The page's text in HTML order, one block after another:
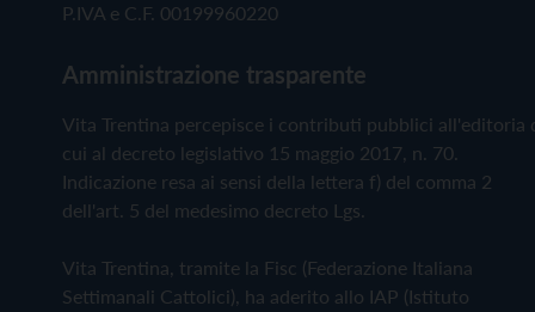
P.IVA e C.F. 00199960220
Amministrazione trasparente
Vita Trentina percepisce i contributi pubblici all'editoria
cui al decreto legislativo 15 maggio 2017, n. 70.
Indicazione resa ai sensi della lettera f) del comma 2
dell'art. 5 del medesimo decreto Lgs.
Vita Trentina, tramite la Fisc (Federazione Italiana
Settimanali Cattolici), ha aderito allo IAP (Istituto